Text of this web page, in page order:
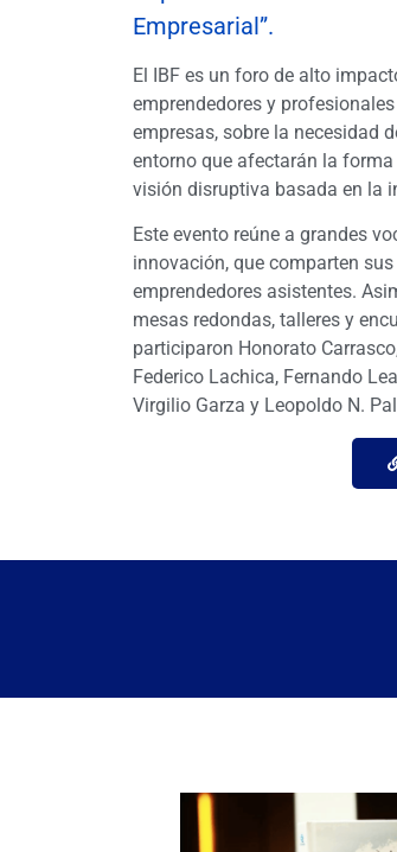
Empresarial”.
El IBF es un foro de alto
emprendedores y
empresas, sobre la necesidad
entorno que afectarán la
visión disruptiva basada en la
Este evento reúne a grandes
innovación, que comparten
emprendedores asistentes.
mesas redondas, talleres y
participaron Honorato
Federico Lachica, Fernando
Virgilio Garza y Leopoldo N.